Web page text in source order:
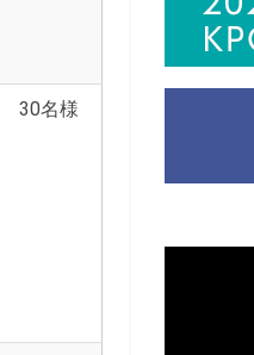
30名様